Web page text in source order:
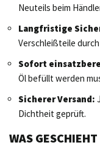
Neuteils beim
Langfristige
Verschleißteile
Sofort
Öl befüllt werden
Sicherer Versand:
Dichtheit geprüft.
WAS